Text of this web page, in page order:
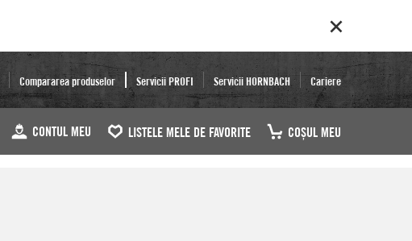
Compararea produselor Servicii PROFI Servicii HORNBACH Cariere
CONTUL MEU LISTELE MELE DE FAVORITE COŞUL MEU